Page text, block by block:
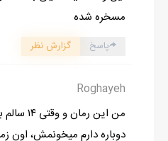
ما بیشتره. اون باید توی جنگ به ما
-باید؟؟؟؟خب حالا این قضیه
ماهیت مردم دارچفینلد و شاینتلند رو
-بله. اون باید در جنگ به ما کمک
شاینتلند منطقه ی شیطان هاست.
شاه زاگورا(پادشاه دارچفینلد)و
مسخره شده
پاسخ گزارش نظر
Roghayeh
دوباره دارم میخونمش، اون